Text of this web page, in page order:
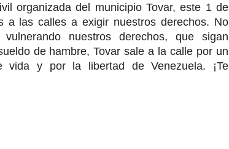
organizada del municipio Tovar, este 1 de
a las calles a exigir nuestros derechos. No
nuestros derechos, que sigan
de hambre, Tovar sale a la calle por un
y por la libertad de Venezuela. ¡Te